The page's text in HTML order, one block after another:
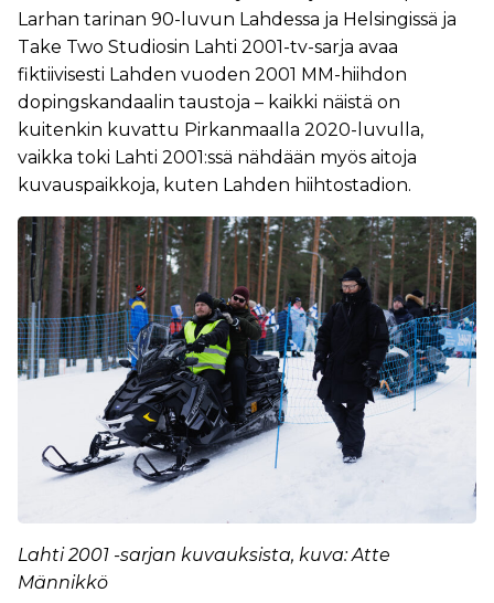
Larhan tarinan 90-luvun Lahdessa ja Helsingissä ja
Take Two Studiosin Lahti 2001-tv-sarja avaa
fiktiivisesti Lahden vuoden 2001 MM-hiihdon
dopingskandaalin taustoja – kaikki näistä on
kuitenkin kuvattu Pirkanmaalla 2020-luvulla,
vaikka toki Lahti 2001:ssä nähdään myös aitoja
kuvauspaikkoja, kuten Lahden hiihtostadion.
Lahti 2001 -sarjan kuvauksista, kuva: Atte
Männikkö